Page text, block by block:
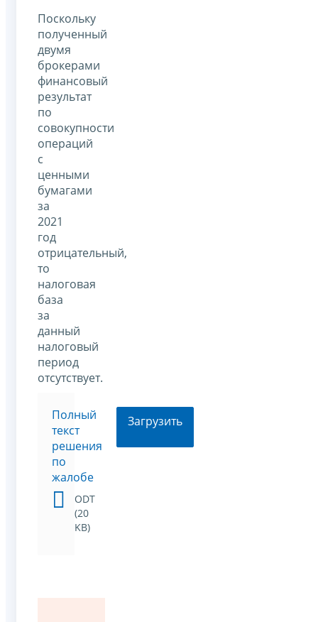
Поскольку
полученный
двумя
брокерами
финансовый
результат
по
совокупности
операций
с
ценными
бумагами
за
2021
год
отрицательный,
то
налоговая
база
за
данный
налоговый
период
отсутствует.
Полный
текст
решения
по
жалобе
ODT
(20
KB)
Загрузить